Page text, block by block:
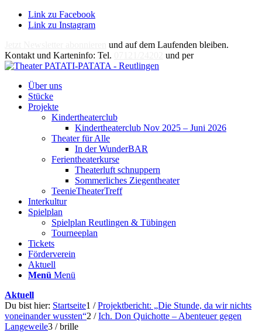
Link zu Facebook
Link zu Instagram
und auf dem Laufenden bleiben.
Kontakt und Karteninfo: Tel.
und per
Über uns
Stücke
Projekte
Kindertheaterclub
Kindertheaterclub Nov 2025 – Juni 2026
Theater für Alle
In der WunderBAR
Ferientheaterkurse
Theaterluft schnuppern
Sommerliches Ziegentheater
TeenieTheaterTreff
Interkultur
Spielplan
Spielplan Reutlingen & Tübingen
Tourneeplan
Tickets
Förderverein
Aktuell
Menü Menü
Aktuell
Du bist hier: Startseite1 / Projektbericht: „Die Stunde, da wir nichts
voneinander wussten“2 / Ich. Don Quichotte – Abenteuer gegen
Langeweile3 / brille